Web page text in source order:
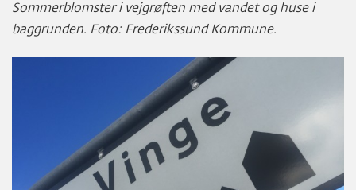
Sommerblomster i vejgrøften med vandet og huse i
baggrunden. Foto: Frederikssund Kommune.